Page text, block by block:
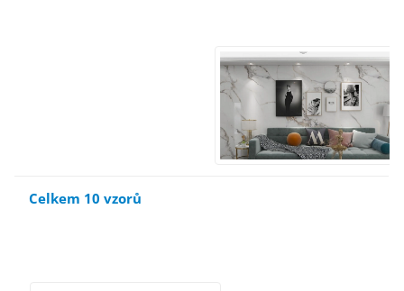
Celkem 10 vzorů